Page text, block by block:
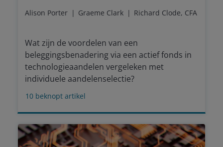
Alison Porter Graeme Clark Richard Clode, CFA
Wat zijn de voordelen van een
beleggingsbenadering via een actief fonds in
technologieaandelen vergeleken met
individuele aandelenselectie?
10 beknopt artikel